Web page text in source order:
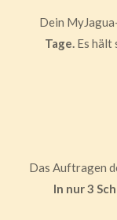
Dein
Tage. Es hält
Das Auftragen
In nur 3